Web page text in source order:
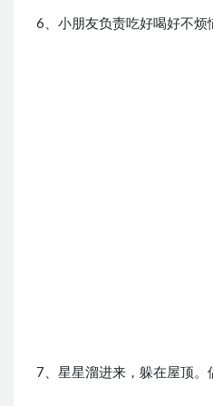
6、小朋友负责吃好喝好不
7、星星溜进来，躲在屋顶。